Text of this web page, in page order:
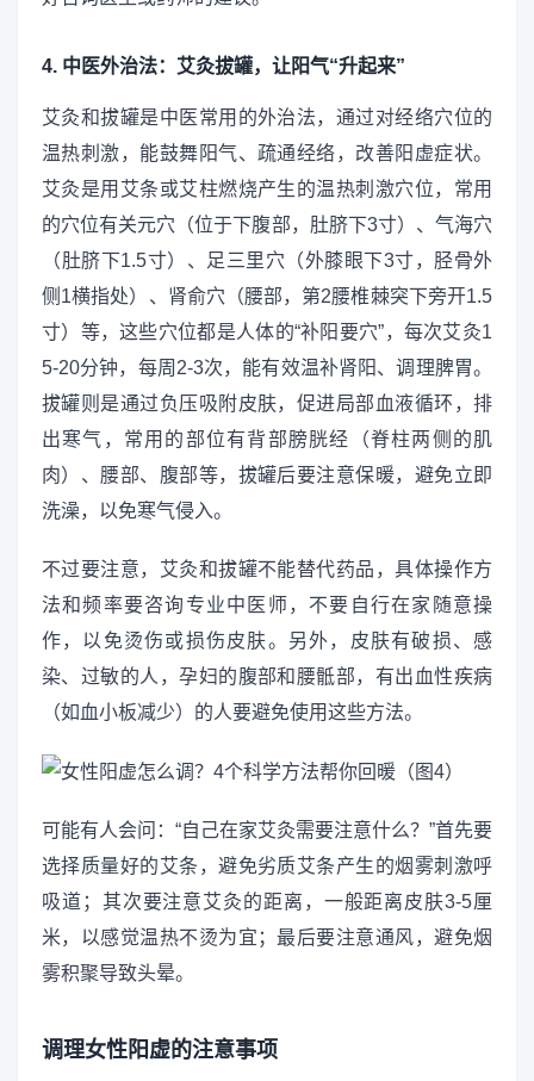
4. 中医外治法：艾灸拔罐，让阳气“升起来”
艾灸和拔罐是中医常用的外治法，通过对经络穴位的
温热刺激，能鼓舞阳气、疏通经络，改善阳虚症状。
艾灸是用艾条或艾柱燃烧产生的温热刺激穴位，常用
的穴位有关元穴（位于下腹部，肚脐下3寸）、气海穴
（肚脐下1.5寸）、足三里穴（外膝眼下3寸，胫骨外
侧1横指处）、肾俞穴（腰部，第2腰椎棘突下旁开1.5
寸）等，这些穴位都是人体的“补阳要穴”，每次艾灸1
5-20分钟，每周2-3次，能有效温补肾阳、调理脾胃。
拔罐则是通过负压吸附皮肤，促进局部血液循环，排
出寒气，常用的部位有背部膀胱经（脊柱两侧的肌
肉）、腰部、腹部等，拔罐后要注意保暖，避免立即
洗澡，以免寒气侵入。
不过要注意，艾灸和拔罐不能替代药品，具体操作方
法和频率要咨询专业中医师，不要自行在家随意操
作，以免烫伤或损伤皮肤。另外，皮肤有破损、感
染、过敏的人，孕妇的腹部和腰骶部，有出血性疾病
（如血小板减少）的人要避免使用这些方法。
可能有人会问：“自己在家艾灸需要注意什么？”首先要
选择质量好的艾条，避免劣质艾条产生的烟雾刺激呼
吸道；其次要注意艾灸的距离，一般距离皮肤3-5厘
米，以感觉温热不烫为宜；最后要注意通风，避免烟
雾积聚导致头晕。
调理女性阳虚的注意事项